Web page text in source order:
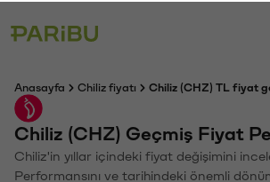
Anasayfa Chiliz fiyatı Chiliz (CHZ) TL fiyat
Chiliz (CHZ) Geçmiş Fiyat
Chiliz'in yıllar içindeki fiyat değişimini
Performansını ve tarihindeki önemli